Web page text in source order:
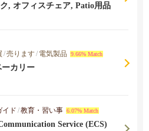
, オフィスチェア, Patio用品
/売ります/ 電気製品 9.66% Match
カリー
イド /教育・習い事 6.07% Match
Service (ECS)